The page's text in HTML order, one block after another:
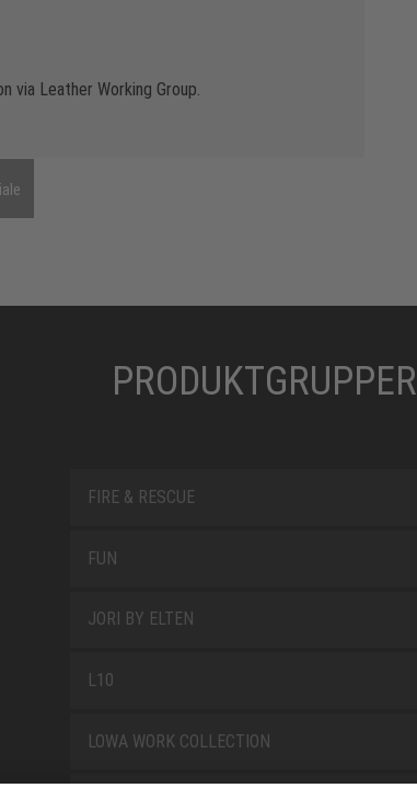
via Leather Working Group.
PRODUKTGRUPPER
FIRE & RESCUE
FUN
JORI BY ELTEN
L10
LOWA WORK COLLECTION